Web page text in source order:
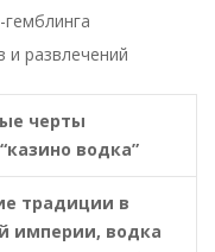
и развлечений
черты
водка”
традиции в
империи, водка